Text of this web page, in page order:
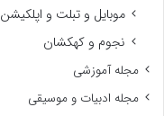
موبایل و تبلت و اپلکیشن
نجوم و کهکشان
مجله آموزشی
مجله ادبیات و موسیقی